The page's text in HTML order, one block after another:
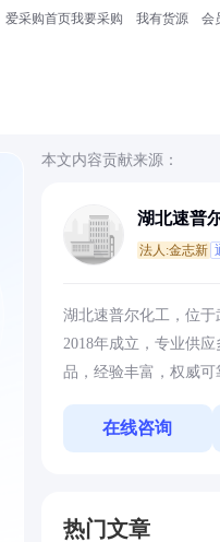
爱采购首页我要采购 我有货源 会
本文内容贡献来源：
湖北速普
法人:金志新
湖北速普尔化工，位
2018年成立，专业供
品，经验丰富，权威可
在线咨询
热门文章